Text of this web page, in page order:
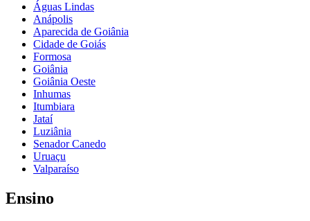
Águas Lindas
Anápolis
Aparecida de Goiânia
Cidade de Goiás
Formosa
Goiânia
Goiânia Oeste
Inhumas
Itumbiara
Jataí
Luziânia
Senador Canedo
Uruaçu
Valparaíso
Ensino